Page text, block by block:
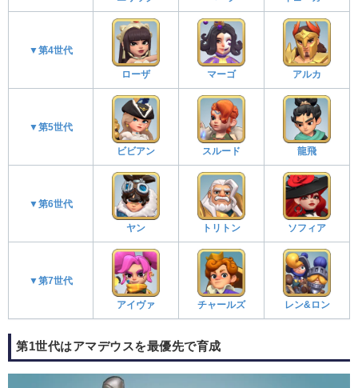
▼第4世代
ローザ マーゴ アルカ
▼第5世代
ビビアン スルード 龍飛
▼第6世代
ヤン トリトン ソフィア
▼第7世代
アイヴァ チャールズ レン&ロン
第1世代はアマデウスを最優先で育成